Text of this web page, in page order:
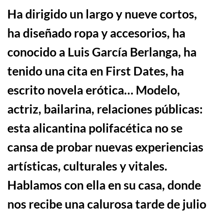
Ha dirigido un largo y nuevecortos,
ha diseñado ropa y accesorios, ha
conocido a Luis García Berlanga, ha
tenido una cita en First Dates, ha
escrito novela erótica… Modelo,
actriz, bailarina, relaciones públicas:
esta alicantina polifacética no se
cansa de probar nuevas experiencias
artísticas, culturales y vitales.
Hablamos con ella en su casa, donde
nos recibe una calurosa tarde de julio